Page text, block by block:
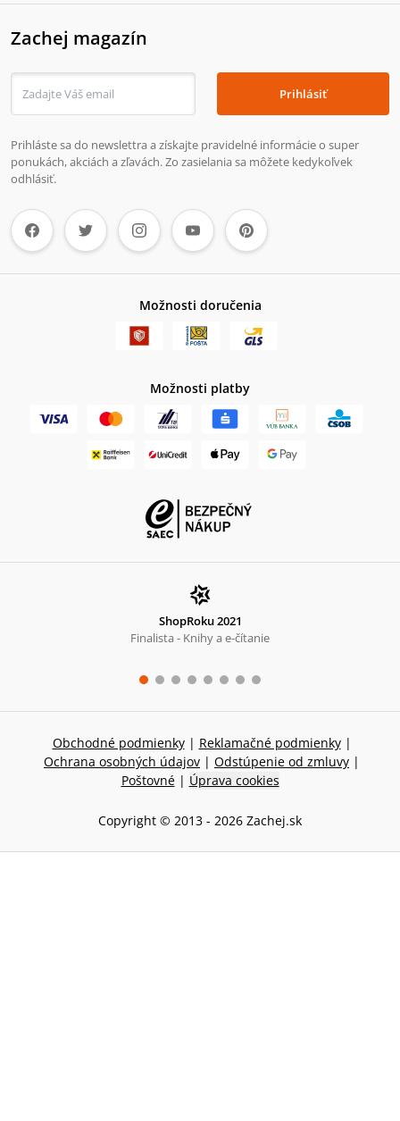
Zachej magazín
Prihlásiť
Prihláste sa do newslettra a získajte pravidelné informácie o super
ponukách, akciách a zľavách. Zo zasielania sa môžete kedykoľvek
odhlásiť.
Možnosti doručenia
Možnosti platby
ShopRoku 2021
Finalista - Knihy a e-čítanie
Obchodné podmienky | Reklamačné podmienky |
Ochrana osobných údajov | Odstúpenie od zmluvy |
Poštovné | Úprava cookies
Copyright © 2013 - 2026 Zachej.sk